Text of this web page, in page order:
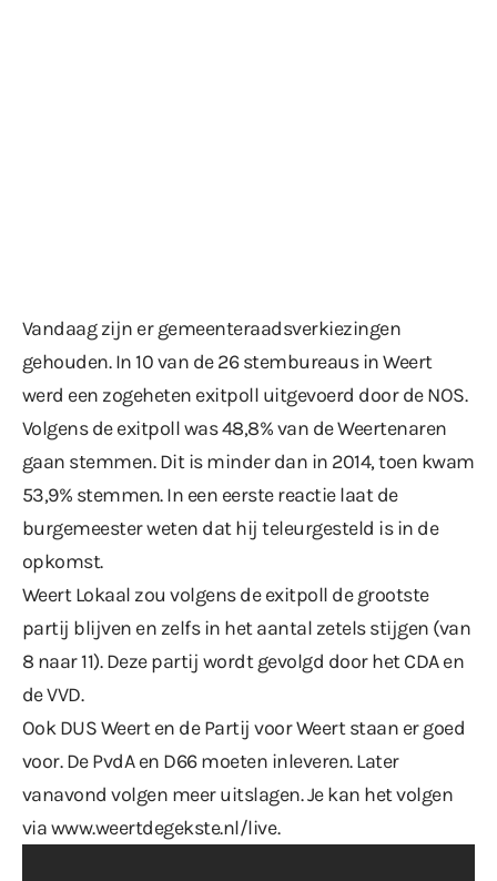
Vandaag zijn er gemeenteraadsverkiezingen
gehouden. In 10 van de 26 stembureaus in Weert
werd een zogeheten exitpoll uitgevoerd door de NOS.
Volgens de exitpoll was 48,8% van de Weertenaren
gaan stemmen. Dit is minder dan in 2014, toen kwam
53,9% stemmen. In een eerste reactie laat de
burgemeester weten dat hij teleurgesteld is in de
opkomst.
Weert Lokaal zou volgens de exitpoll de grootste
partij blijven en zelfs in het aantal zetels stijgen (van
8 naar 11). Deze partij wordt gevolgd door het CDA en
de VVD.
Ook DUS Weert en de Partij voor Weert staan er goed
voor. De PvdA en D66 moeten inleveren. Later
vanavond volgen meer uitslagen. Je kan het volgen
viawww.weertdegekste.nl/live.